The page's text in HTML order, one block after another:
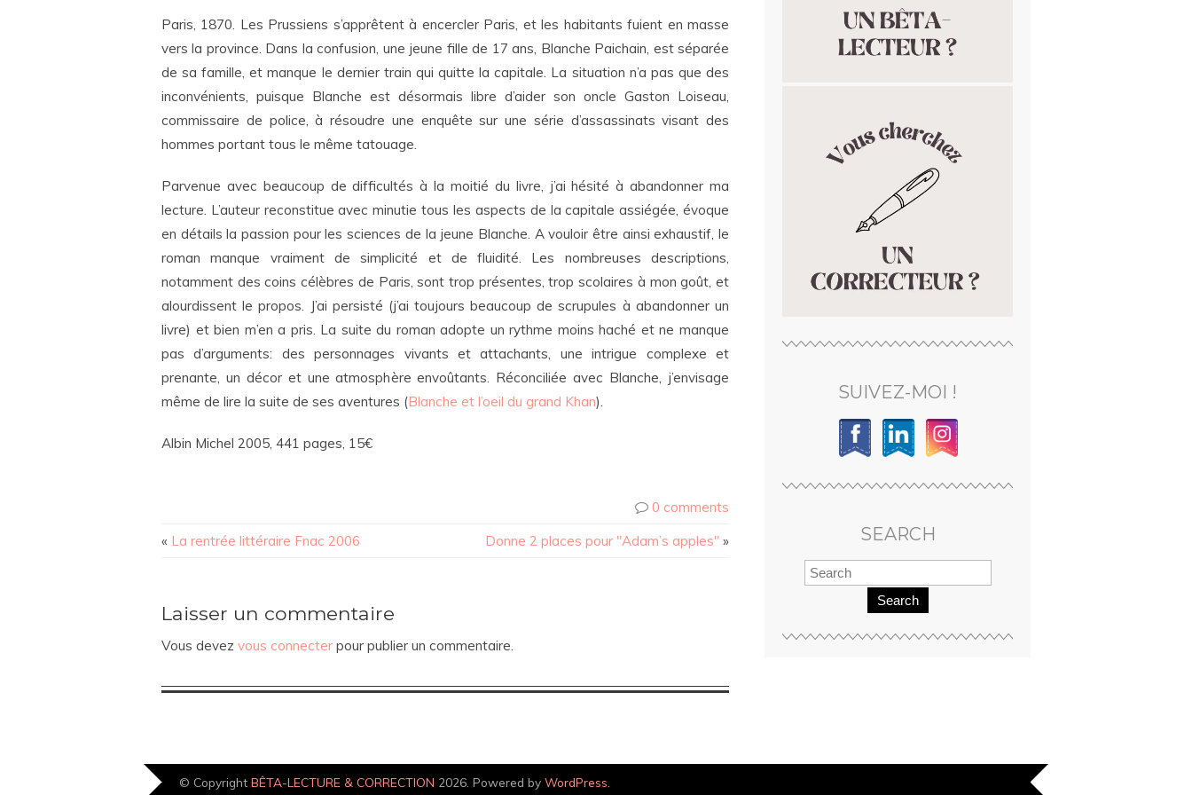
Paris, 1870. Les Prussiens s’apprêtent à encercler Paris, et les habitants fuient en masse
vers la province. Dans la confusion, une jeune fille de 17 ans, Blanche Paichain, est séparée
de sa famille, et manque le dernier train qui quitte la capitale. La situation n’a pas que des
inconvénients, puisque Blanche est désormais libre d’aider son oncle Gaston Loiseau,
commissaire de police, à résoudre une enquête sur une série d’assassinats visant des
hommes portant tous le même tatouage.
Parvenue avec beaucoup de difficultés à la moitié du livre, j’ai hésité àabandonner ma
lecture. L’auteur reconstitue avec minutie tous les aspects de la capitale assiégée, évoque
en détails la passion pour les sciences de la jeune Blanche. A vouloir être ainsi exhaustif, le
roman manque vraiment de simplicité et de fluidité. Les nombreuses descriptions,
notamment des coins célèbres de Paris, sont trop présentes, trop scolaires à mon goût, et
alourdissent le propos. J’ai persisté (j’ai toujours beaucoup de scrupules à abandonner un
livre) et bien m’en a pris. La suite du roman adopte un rythme moins haché et ne manque
pas d’arguments: des personnages vivants et attachants, une intrigue complexe et
prenante, un décor et une atmosphère envoûtants. Réconciliée avec Blanche, j’envisage
même de lire la suite de ses aventures (Blanche et l’oeil du grand Khan).
Albin Michel 2005, 441 pages, 15€
0 comments
« La rentrée littéraire Fnac 2006 Donne 2 places pour "Adam’s apples" »
Laisser un commentaire
Vous devez vous connecter pour publier un commentaire.
SUIVEZ-MOI !
SEARCH
Search
© Copyright BÊTA-LECTURE & CORRECTION 2026. Powered by WordPress